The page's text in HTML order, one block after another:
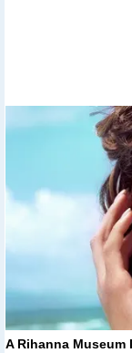
A Rihanna Museum